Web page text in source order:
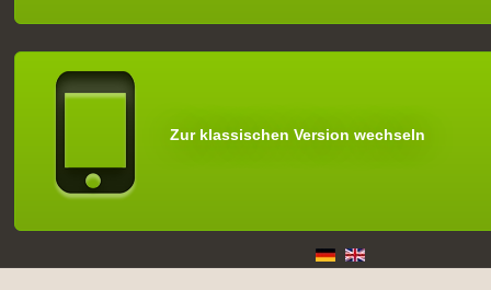
Zur klassischen Version wechseln